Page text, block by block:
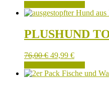
PLUSHUND
76,00€ 49,99 €